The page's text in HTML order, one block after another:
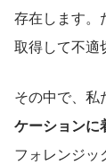
存在します。
取得して不適
その中で、私
ケーションに
フォレンジッ